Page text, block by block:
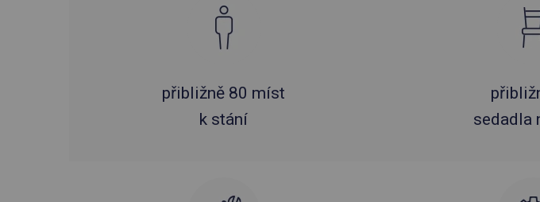
přibližně 80 míst
k stání
sedadla